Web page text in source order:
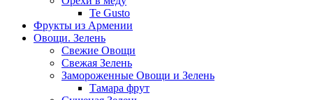
Te Gusto
Фрукты из Армении
Овощи. Зелень
Свежие Овощи
Свежая Зелень
Замороженные Овощи и Зелень
Тамара фрут